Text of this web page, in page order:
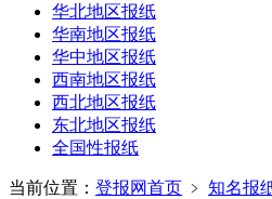
华北地区报纸
华南地区报纸
华中地区报纸
西南地区报纸
西北地区报纸
东北地区报纸
全国性报纸
当前位置： 登报网首页 ﹥ 知名报